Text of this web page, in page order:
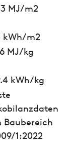
MJ/m2
kWh/m2
MJ/kg
kWh/kg
Baubereich
1:2022